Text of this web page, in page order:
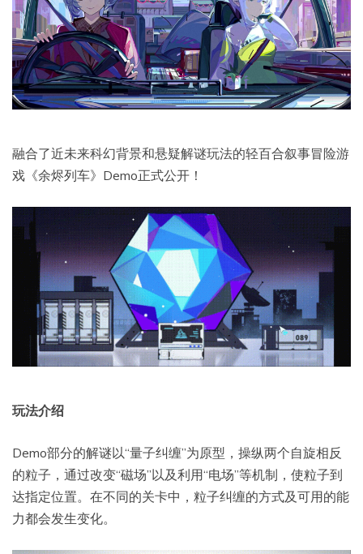
融合了近未来科幻背景和悬疑解谜玩法的轻百合叙事冒险游
戏《余烬列车》Demo正式公开！
玩法介绍
Demo部分的解谜以“量子纠缠”为原型，操纵两个自旋相反
的粒子，通过改变“磁场”以及利用“电场”等机制，使粒子到
达指定位置。在不同的关卡中，粒子纠缠的方式及可用的能
力都会发生变化。